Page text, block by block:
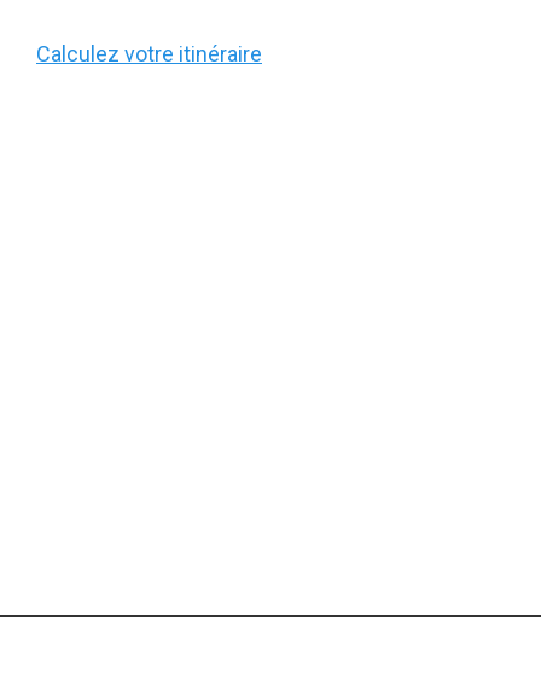
Calculez votre itinéraire